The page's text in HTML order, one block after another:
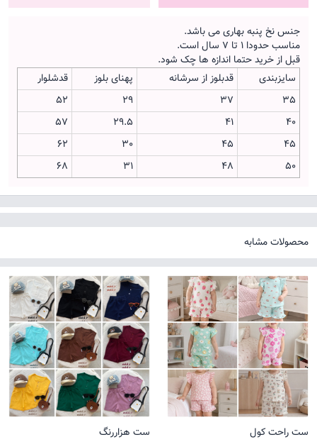
جنس نخ پنبه بهاری می باشد.
مناسب حدودا 1 تا 7 سال است.
قبل از خرید حتما اندازه ها چک شود.
سایزبندی
قدبلوز از سرشانه پهنای بلوز
قدشلوار
35
37
29
52
40
41
29.5
57
45
45
30
62
50
48
31
68
محصولات مشابه
ست راحت کول
ست هزاررنگ